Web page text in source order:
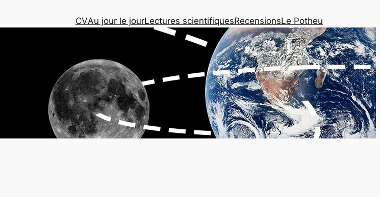
CVAu jour le jourLectures scientifiquesRecensionsLe Potheu